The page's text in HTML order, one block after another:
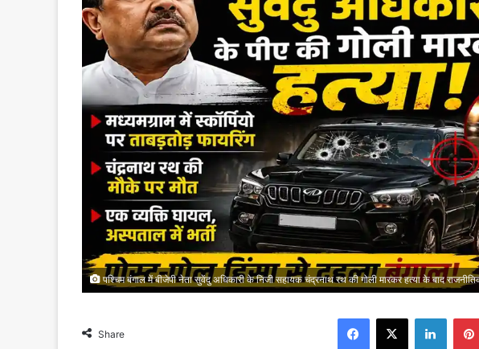
पश्चिम बंगाल में बीजेपी नेता सुवेंदु अधिकारी के निजी सहायक चंद्रनाथ रथ की गोली मारकर हत्या के बाद
Share
Facebook
X